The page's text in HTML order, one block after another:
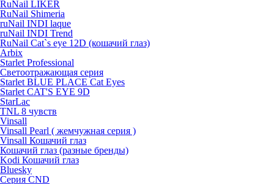
RuNail LIKER
RuNail Shimeria
ruNail INDI laque
ruNail INDI Trend
RuNail Cat`s eye 12D (кошачий глаз)
Arbix
Starlet Professional
Светоотражающая серия
Starlet BLUE PLACE Cat Eyes
Starlet CAT'S EYE 9D
StarLac
TNL 8 чувств
Vinsall
Vinsall Pearl ( жемчужная серия )
Vinsall Кошачий глаз
Кошачий глаз (разные бренды)
Kodi Кошачий глаз
Bluesky
Серия CND